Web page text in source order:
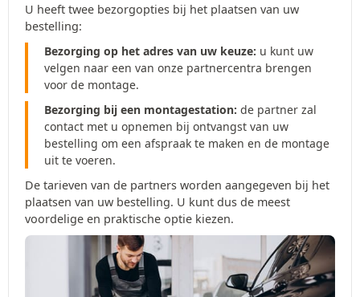
U heeft twee bezorgopties bij het plaatsen van uw
bestelling:
Bezorging op het adres van uw keuze: u kunt uw
velgen naar een van onze partnercentra brengen
voor de montage.
Bezorging bij een montagestation: de partner zal
contact met u opnemen bij ontvangst van uw
bestelling om een afspraak te maken en de montage
uit te voeren.
De tarieven van de partners worden aangegeven bij het
plaatsen van uw bestelling. U kunt dus de meest
voordelige en praktische optie kiezen.